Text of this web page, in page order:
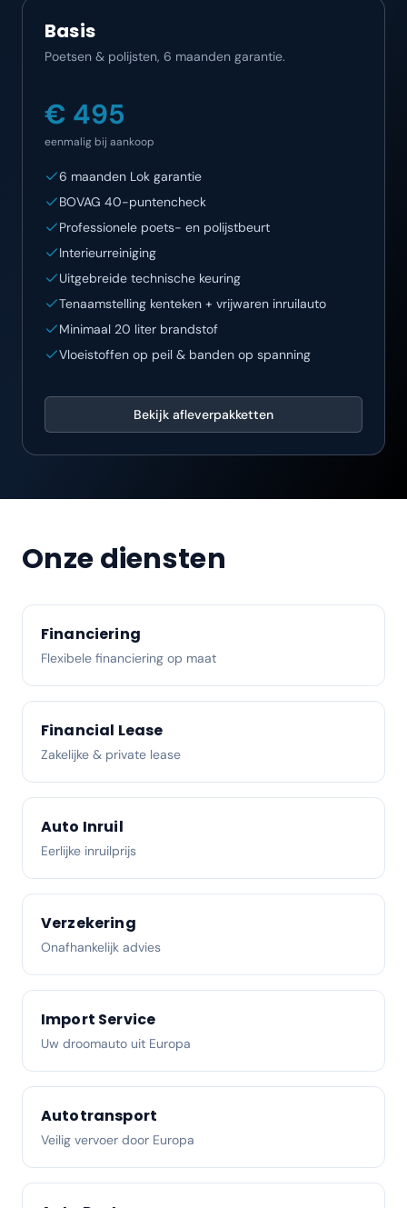
Basis
Poetsen & polijsten, 6 maanden garantie.
€ 495
eenmalig bij aankoop
6 maanden Lok garantie
BOVAG 40-puntencheck
Professionele poets- en polijstbeurt
Interieurreiniging
Uitgebreide technische keuring
Tenaamstelling kenteken + vrijwaren inruilauto
Minimaal 20 liter brandstof
Vloeistoffen op peil & banden op spanning
Bekijk afleverpakketten
Onze diensten
Financiering
Flexibele financiering op maat
Financial Lease
Zakelijke & private lease
Auto Inruil
Eerlijke inruilprijs
Verzekering
Onafhankelijk advies
Import Service
Uw droomauto uit Europa
Autotransport
Veilig vervoer door Europa